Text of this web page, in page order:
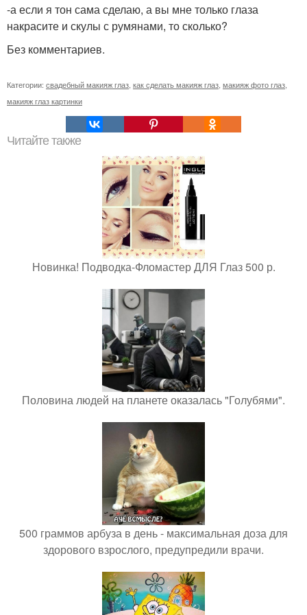
-а если я тон сама сделаю, а вы мне только глаза
накрасите и скулы с румянами, то сколько?
Без комментариев.
Категории: свадебный макияж глаз как сделать макияж глаз макияж фото глаз
макияж глаз картинки
Читайте также
Новинка! Подводка-Фломастер ДЛЯ Глаз 500 р.
Половина людей на планете оказалась "Голубями".
500 граммов арбуза в день - максимальная доза для
здорового взрослого, предупредили врачи.